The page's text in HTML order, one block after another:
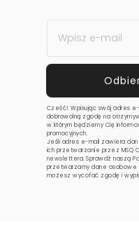
Cześć! Wpisując swój adres e-
dobrowolną zgodę na
w którym będziemy Cię
promocyjnych.
Jeśli adres e-mail zawiera
ich przetwarzanie przez MSQ
newslettera. Sprawdź naszą
przetwarzamy dane osobowe i
możesz wycofać zgodę i